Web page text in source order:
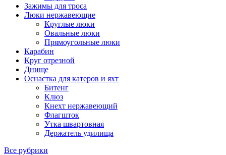
Зажимы для троса
Люки нержавеющие
Круглые люки
Овальные люки
Прямоугольные люки
Карабин
Круг отрезной
Днище
Оснастка для катеров и яхт
Битенг
Клюз
Кнехт нержавеющий
Флагшток
Утка швартовная
Держатель удилища
Все рубрики